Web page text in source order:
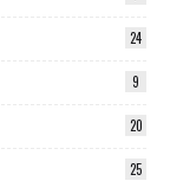
24
9
20
25